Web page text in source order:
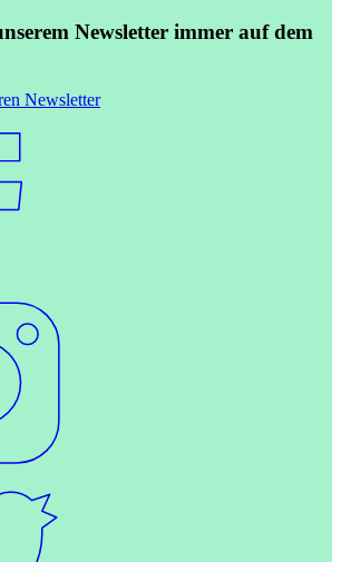
Newsletter immer auf dem
Newsletter